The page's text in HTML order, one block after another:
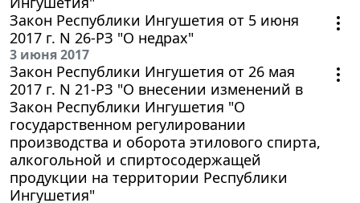
Закон Республики Ингушетия от 5 июня
2017 г. N 26-РЗ "О недрах"
3 июня 2017
Закон Республики Ингушетия от 26 мая
2017 г. N 21-РЗ "О внесении изменений в
Закон Республики Ингушетия "О
государственном регулировании
производства и оборота этилового спирта,
алкогольной и спиртосодержащей
продукции на территории Республики
Ингушетия"